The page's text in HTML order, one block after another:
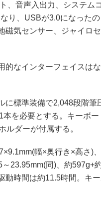
、音声入出力、システム
り、USBが3.0になった
磁気センサー、ジャイロ
なインターフェイスは
標準装備で2,048段階筆
を必要とする。キーボ
ルダーが付属する。
幅×奥行き×高さ)
23.95mm(同)、約597g+
動時間は約11.5時間。キ